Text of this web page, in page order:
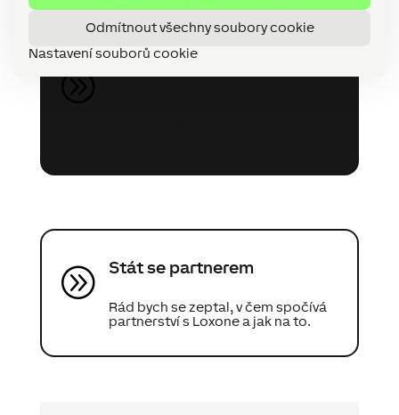
Odmítnout všechny soubory cookie
Nastavení souborů cookie
A
A Stát se partnerem
Rád bych se zeptal, v čem spočívá
partnerství s Loxone a jak na to.